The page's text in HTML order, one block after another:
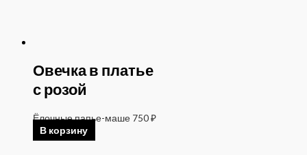
Овечка в платье
с розой
Ёлочные папье-маше 750₽
В корзину